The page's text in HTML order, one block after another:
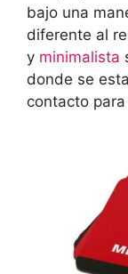
bajo una
diferente al
y minimalista
donde se
contacto